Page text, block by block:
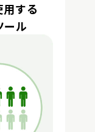
用する
ール